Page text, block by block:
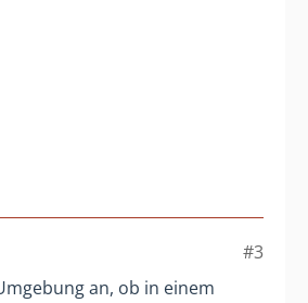
#3
an, ob in einem